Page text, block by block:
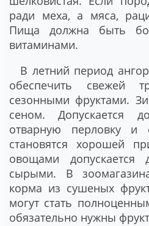
ради меха, а мяса,
Пища должна быть
витаминами.
В летний период
обеспечить свежей
сезонными фруктами.
сеном. Допускается
отварную перловку и
становятся хорошей
овощами
сырыми. В
корма из сушеных
могут стать
обязательно нужны